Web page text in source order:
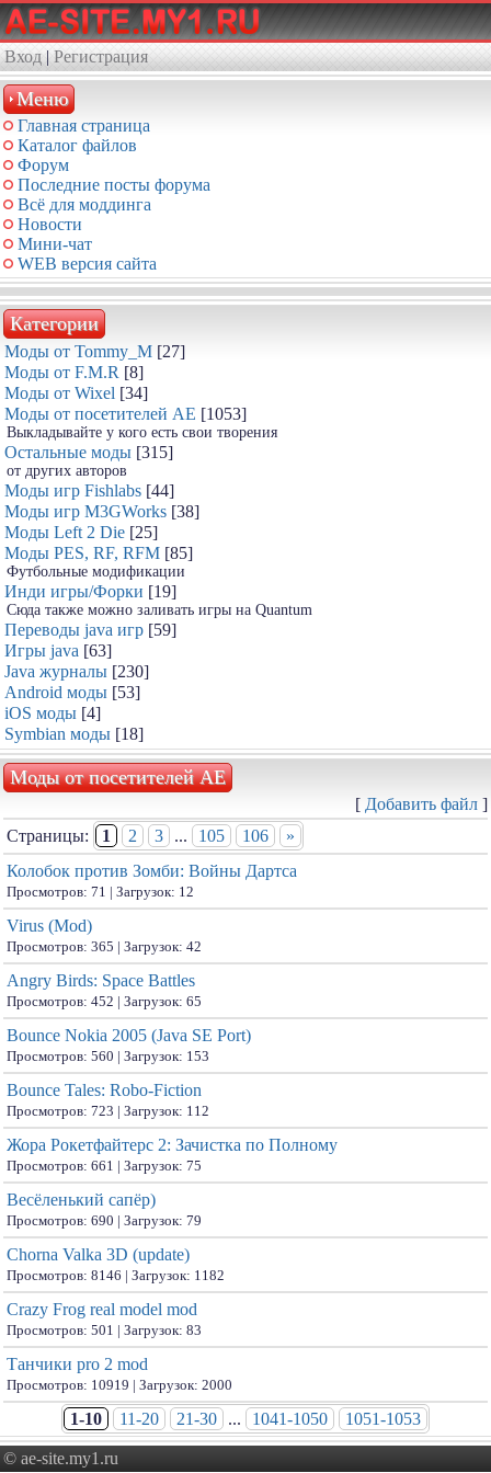
Вход | Регистрация
Меню
Главная страница
Каталог файлов
Форум
Последние посты форума
Всё для моддинга
Новости
Мини-чат
WEB версия сайта
Категории
Моды от Tommy_M [27]
Моды от F.M.R [8]
Моды от Wixel [34]
Моды от посетителей АЕ [1053]
Выкладывайте у кого есть свои творения
Остальные моды [315]
от других авторов
Моды игр Fishlabs [44]
Моды игр M3GWorks [38]
Моды Left 2 Die [25]
Моды PES, RF, RFM [85]
Футбольные модификации
Инди игры/Форки [19]
Сюда также можно заливать игры на Quantum
Переводы java игр [59]
Игры java [63]
Java журналы [230]
Android моды [53]
iOS моды [4]
Symbian моды [18]
Моды от посетителей АЕ
[ Добавить файл ]
Страницы:
1 2 3 ... 105 106
»
Колобок против Зомби: Войны Дартса
Просмотров: 71 | Загрузок: 12
Virus (Mod)
Просмотров: 365 | Загрузок: 42
Angry Birds: Space Battles
Просмотров: 452 | Загрузок: 65
Bounce Nokia 2005 (Java SE Port)
Просмотров: 560 | Загрузок: 153
Bounce Tales: Robo-Fiction
Просмотров: 723 | Загрузок: 112
Жора Рокетфайтерс 2: Зачистка по Полному
Просмотров: 661 | Загрузок: 75
Весёленький сапёр)
Просмотров: 690 | Загрузок: 79
Chorna Valka 3D (update)
Просмотров: 8146 | Загрузок: 1182
Crazy Frog real model mod
Просмотров: 501 | Загрузок: 83
Танчики pro 2 mod
Просмотров: 10919 | Загрузок: 2000
1-10 11-20 21-30 ... 1041-1050 1051-1053
© ae-site.my1.ru